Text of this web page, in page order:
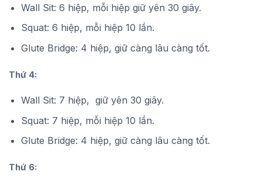
Wall Sit: 6 hiệp, mỗi hiệp giữ yên 30 giây.
Squat: 6 hiệp, mỗi hiệp 10 lần.
Glute Bridge: 4 hiệp, giữ càng lâu càng tốt.
Thứ 4:
Wall Sit: 7 hiệp, giữ yên 30 giây.
Squat: 7 hiệp, mỗi hiệp 10 lần.
Glute Bridge: 4 hiệp, giữ càng lâu càng tốt.
Thứ 6: